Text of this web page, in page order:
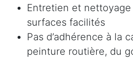
Entretien et
surfaces facilités
Pas d’adhérence à la
peinture routière, du